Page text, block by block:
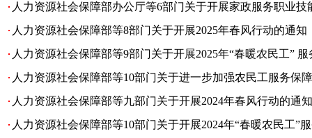
人力资源社会保障部办公厅等6部门关于开展家政服务职业
人力资源社会保障部等8部门关于开展2025年春风行动的通知
人力资源社会保障部等9部门关于开展2025年“春暖农民工”
人力资源社会保障部等10部门关于进一步加强农民工服务保
人力资源社会保障部等九部门关于开展2024年春风行动的通知
人力资源社会保障部等10部门关于开展2024年“春暖农民工”